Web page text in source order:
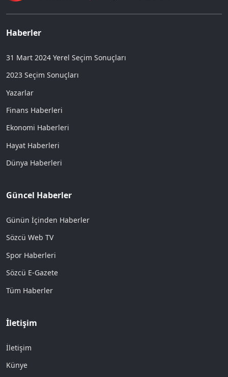
Haberler
31 Mart 2024 Yerel Seçim Sonuçları
2023 Seçim Sonuçları
Yazarlar
Finans Haberleri
Ekonomi Haberleri
Hayat Haberleri
Dünya Haberleri
Güncel Haberler
Günün İçinden Haberler
Sözcü Web TV
Spor Haberleri
Sözcü E-Gazete
Tüm Haberler
İletişim
İletişim
Künye